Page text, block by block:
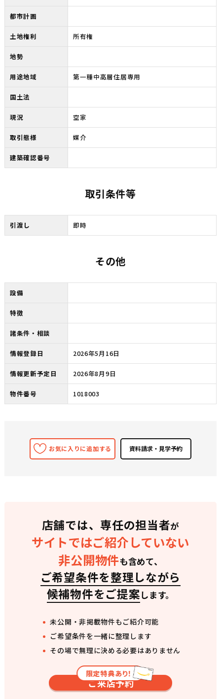
都市計画
土地権利 所有権
地勢
用途地域 第一種中高層住居専用
国土法
現況 空家
取引態様 媒介
建築確認番号
取引条件等
引渡し 即時
その他
設備
特徴
諸条件・相談
情報登録日 2026年5月16日
情報更新予定日 2026年8月9日
物件番号 1018003
お気に入りに追加する
店舗では、専任の担当者が
サイトではご紹介していない
非公開物件も含めて、
ご希望条件を整理しながら
候補物件をご提案します。
未公開・非掲載物件もご紹介可能
ご希望条件を一緒に整理します
その場で無理に決める必要はありません
限定特典あり！
ご来店予約